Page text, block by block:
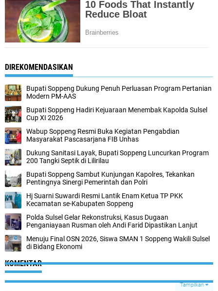
DIREKOMENDASIKAN
Bupati Soppeng Dukung Penuh Perluasan Program Pertanian
Modern PM-AAS
Bupati Soppeng Hadiri Kejuaraan Menembak Kapolda Sulsel
Cup XI 2026
Wabup Soppeng Resmi Buka Kegiatan Pengabdian
Masyarakat Pascasarjana FIB Unhas
Dukung Sanitasi Layak, Bupati Soppeng Luncurkan Program
200 Tangki Septik di Lilirilau
Bupati Soppeng Sambut Kunjungan Kapolres, Tekankan
Pentingnya Sinergi Pemerintah dan Polri
Hj Suarni Suwardi Resmi Lantik Enam Ketua TP PKK
Kecamatan se-Kabupaten Soppeng
Polda Sulsel Gelar Rekonstruksi, Kasus Dugaan
Penganiayaan Rusman oleh Andi Farid Dipastikan Lanjut
Menuju Final OSN 2026, Siswa SMAN 1 Soppeng Wakili Sulsel
di Bidang Ekonomi
KOMENTAR
Tampilkan